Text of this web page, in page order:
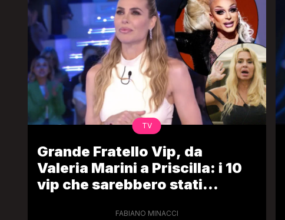
TV
Grande Fratello Vip, da
Valeria Marini a Priscilla: i 10
vip che sarebbero stati
FABIANO MINACCI